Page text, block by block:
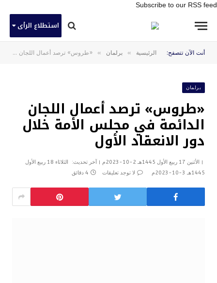
Subscribe to our RSS feed
استطلاع الرأى
أنت الآن تتصفح: الرئيسية » برلمان » «طروس» ترصد أعمال اللجان الدائمة في مجلس الأمة خلال دور الانعقاد الأول
برلمان
«طروس» ترصد أعمال اللجان
الدائمة في مجلس الأمة خلال
دور الانعقاد الأول
الأثنين 17 ربيع الأول 1445هـ 2-10-2023م آخر تحديث:
الثلاثاء 18 ربيع الأول
1445هـ 3-10-2023م
لا توجد تعليقات 4 دقائق